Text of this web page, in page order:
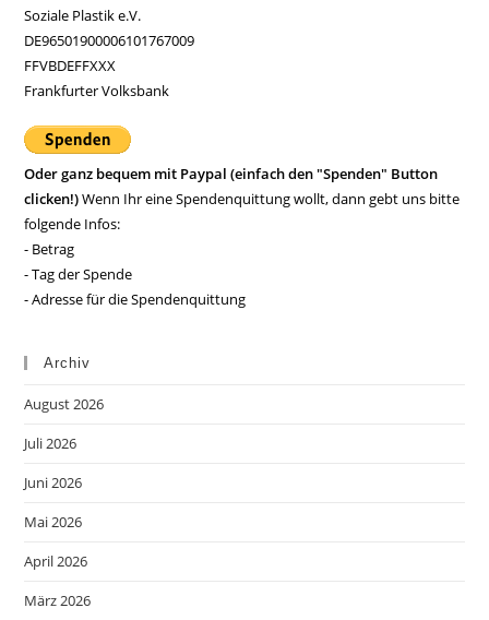
Soziale Plastik e.V.
DE96501900006101767009
FFVBDEFFXXX
Frankfurter Volksbank
Oder ganz bequem mit Paypal (einfach den "Spenden" Button
clicken!)Wenn Ihr eine Spendenquittung wollt, dann gebt uns bitte
folgende Infos:
- Betrag
- Tag der Spende
- Adresse für die Spendenquittung
Archiv
August 2026
Juli 2026
Juni 2026
Mai 2026
April 2026
März 2026